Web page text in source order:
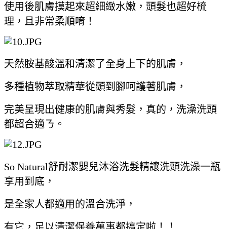
使用後肌膚摸起來超細緻水嫩，頭髮也超好梳
理，且非常柔順唷！
天然胺基酸溫和清潔了全身上下的肌膚，
多種植物萃取精華從頭到腳呵護著肌膚，
完美呈現出健康的肌膚與秀髮，真的，洗澡洗頭
都超合適ㄋ。
So Natural舒耐潔嬰兒沐浴洗髮精讓洗頭洗澡一瓶
享用到底，
是全家人都適用的溫合洗淨，